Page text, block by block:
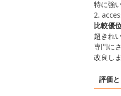
特に強
2.
比較優
超きれ
専門に
改良し
評価